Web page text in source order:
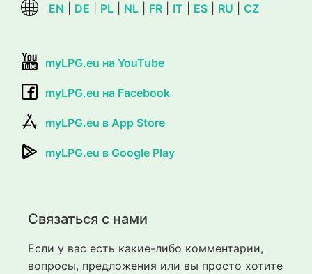
EN DE PL NL FR IT ES RU CZ
myLPG.eu на YouTube
myLPG.eu на Facebook
myLPG.eu в App Store
myLPG.eu в Google Play
Связаться с нами
Если у вас есть какие-либо комментарии,
вопросы, предложения или вы просто хотите